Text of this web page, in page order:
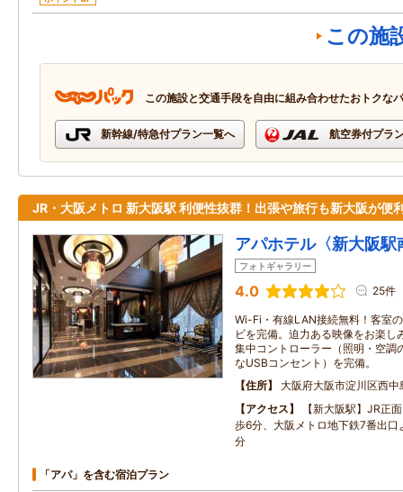
この施
この施設と交通手段を自由に組み合わせたおトクな
新幹線/特急付プラン一覧へ 航空券付プラ
JR・大阪メトロ 新大阪駅 利便性抜群！出張や旅行も新大阪が便
アパホテル〈新大阪駅
フォトギャラリー
4.0 25件
Wi-Fi・有線LAN接続無料！客室
ビを完備。迫力ある映像をお楽し
集中コントローラー（照明・空調
なUSBコンセント）を完備。
住所
大阪府大阪市淀川区西
アクセス
【新大阪駅】JR正
歩6分、大阪メトロ地下鉄7番出
分
「アパ」を含む宿泊プラン